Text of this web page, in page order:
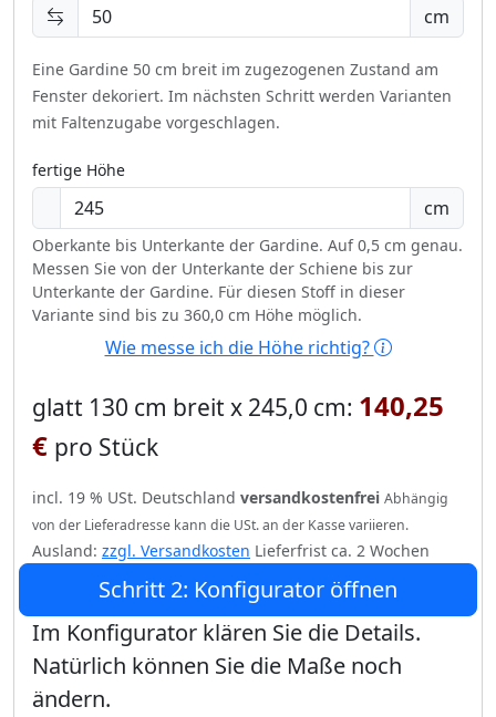
cm
Eine Gardine 50 cm breit im zugezogenen Zustand am
Fenster dekoriert. Im nächsten Schritt werden Varianten
mit Faltenzugabe vorgeschlagen.
fertige Höhe
cm
Oberkante bis Unterkante der Gardine. Auf 0,5 cm genau.
Messen Sie von der Unterkante der Schiene bis zur
Unterkante der Gardine. Für diesen Stoff in dieser
Variante sind bis zu 360,0 cm Höhe möglich.
Wie messe ich die Höhe richtig?
glatt 130 cm breit x 245,0 cm: 140,25
€ pro Stück
incl. 19 % USt. Deutschland versandkostenfrei Abhängig
von der Lieferadresse kann die USt. an der Kasse variieren.
Ausland: zzgl. Versandkosten Lieferfrist ca. 2 Wochen
Schritt 2: Konfigurator öffnen
Im Konfigurator klären Sie die Details.
Natürlich können Sie die Maße noch
ändern.